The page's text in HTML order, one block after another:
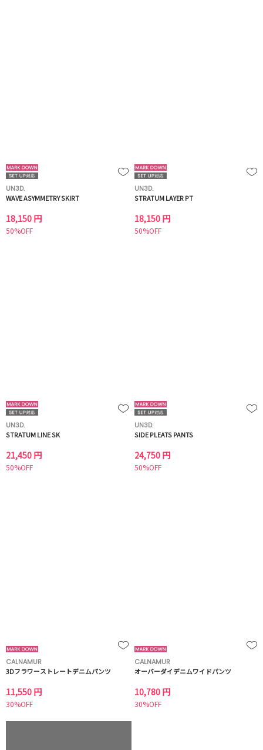
UN3D.
WAVE ASYMMETRY SKIRT
18,150 円
50%OFF
UN3D.
STRATUM LAYER PT
18,150 円
50%OFF
UN3D.
STRATUM LINE SK
21,450 円
50%OFF
UN3D.
SIDE PLEATS PANTS
24,750 円
50%OFF
CALNAMUR
3Dフラワーストレートデニムパンツ
11,550 円
30%OFF
CALNAMUR
オーバーダイデニムワイドパンツ
10,780 円
30%OFF